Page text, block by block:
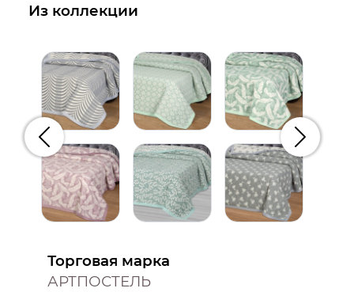
Из коллекции
Предыдущий
Торговая марка
АРТПОСТЕЛЬ